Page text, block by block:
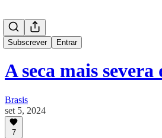
Subscrever Entrar
A seca mais
Brasis
set 5, 2024
7